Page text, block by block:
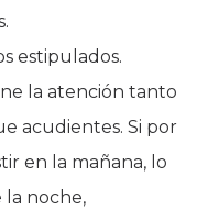
estipulados.
la atención tanto
acudientes. Si por
en la mañana, lo
la noche,